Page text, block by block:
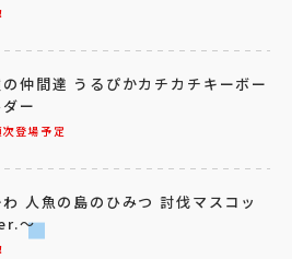
登場予定
仲間達 うるぴかカチカチキーボー
ー
人魚の島のひみつ 討伐マスコッ
～